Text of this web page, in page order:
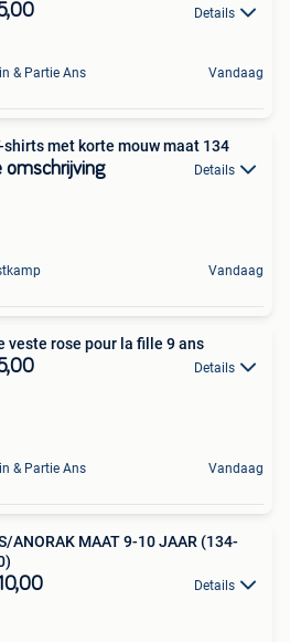
Details
& Partie Ans Vandaag
shirts met korte mouw maat 134
omschrijving Details
Vandaag
veste rose pour la fille 9 ans
Details
& Partie Ans Vandaag
ANORAK MAAT 9-10 JAAR (134-
Details